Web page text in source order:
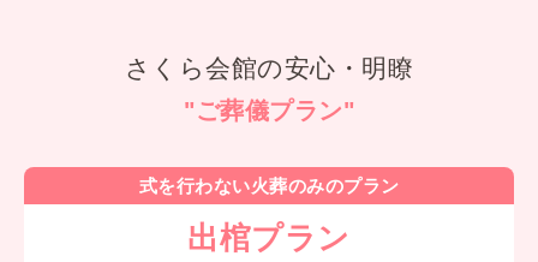
さくら会館の安⼼・明瞭
"ご葬儀プラン"
式を行わない火葬のみのプラン
出棺プラン